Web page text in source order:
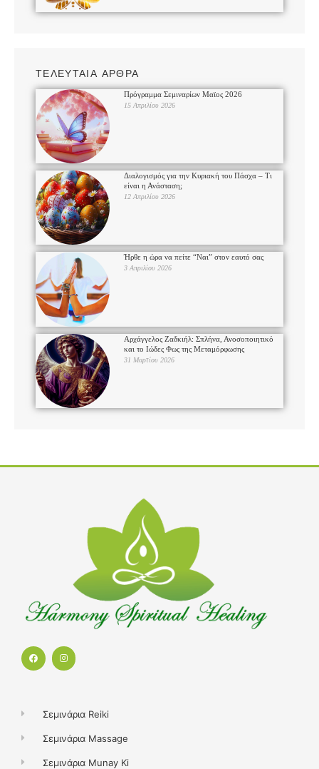
ΤΕΛΕΥΤΑΙΑ ΑΡΘΡΑ
Πρόγραμμα Σεμιναρίων Μαϊος 2026
15 Απριλίου 2026
Διαλογισμός για την Κυριακή του Πάσχα – Τι
είναι η Ανάσταση;
12 Απριλίου 2026
Ήρθε η ώρα να πείτε “Ναι” στον εαυτό σας
3 Απριλίου 2026
Αρχάγγελος Ζαδκιήλ: Σπλήνα, Ανοσοποιητικό
και το Ιώδες Φως της Μεταμόρφωσης
31 Μαρτίου 2026
F
a
I
n
m
Σεμινάρια Reiki
Σεμινάρια Massage
Σεμινάρια Munay Ki